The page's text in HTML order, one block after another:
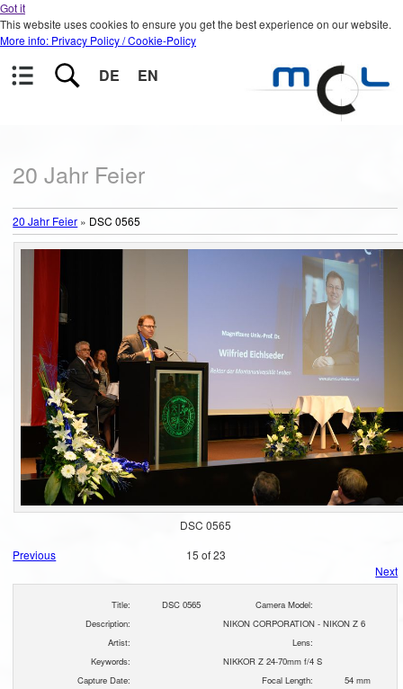
Got it
This website uses cookies to ensure you get the best experience on our website.
More info: Privacy Policy / Cookie-Policy
DE EN
20 Jahr Feier
20 Jahr Feier » DSC 0565
DSC 0565
Previous
15 of 23
Next
Title:
DSC 0565
Description:
Artist:
Keywords:
Capture Date:
Camera Model:
NIKON CORPORATION - NIKON Z 6
Lens:
NIKKOR Z 24-70mm f/4 S
Focal Length:
54 mm